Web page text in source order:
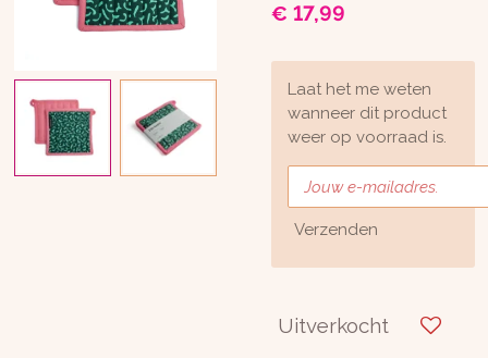
€ 17,99
Laat het me weten
wanneer dit product
weer op voorraad is.
Verzenden
Uitverkocht